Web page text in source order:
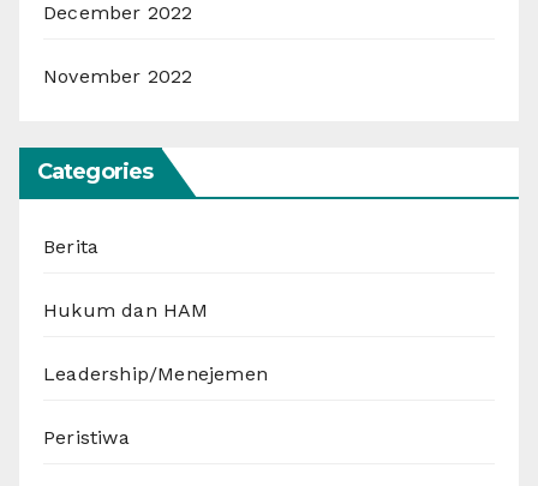
December 2022
November 2022
Categories
Berita
Hukum dan HAM
Leadership/Menejemen
Peristiwa